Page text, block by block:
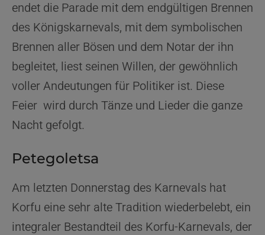
endet die Parade mit dem endgültigen Brennen
des Königskarnevals, mit dem symbolischen
Brennen aller Bösen und dem Notar der ihn
begleitet, liest seinen Willen, der gewöhnlich
voller Andeutungen für Politiker ist. Diese
Feier wird durch Tänze und Lieder die ganze
Nacht gefolgt.
Petegoletsa
Am letzten Donnerstag des Karnevals hat
Korfu eine sehr alte Tradition wiederbelebt, ein
integraler Bestandteil des Korfu-Karnevals, der